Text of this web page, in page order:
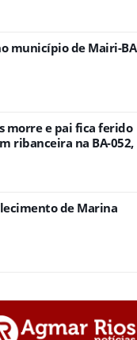
município de Mairi-BA
morre e pai fica ferido
ribanceira na BA-052,
de Marina